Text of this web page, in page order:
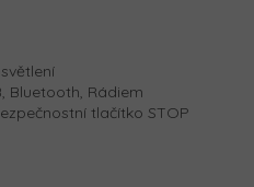
Bluetooth, Rádiem
tlačítko STOP